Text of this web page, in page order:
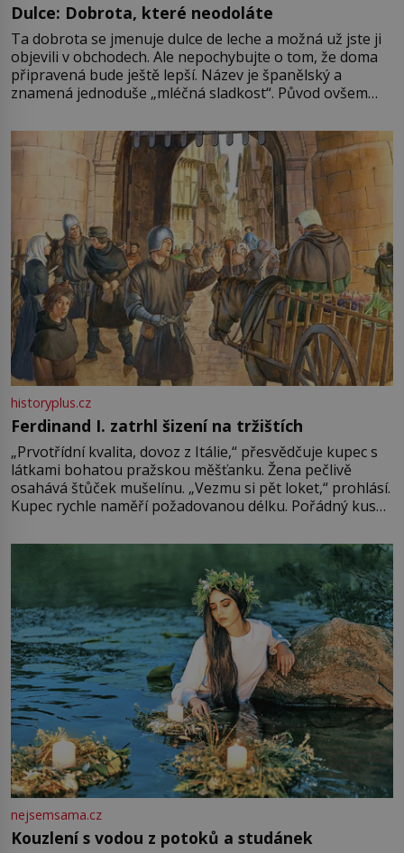
Dulce: Dobrota, které neodoláte
Ta dobrota se jmenuje dulce de leche a možná už jste ji
objevili v obchodech. Ale nepochybujte o tom, že doma
připravená bude ještě lepší. Název je španělský a
znamená jednoduše „mléčná sladkost“. Původ ovšem
pře hned několik latinskoamerických zemí a k tomu
Francie, kde se traduje,
historyplus.cz
Ferdinand I. zatrhl šizení na tržištích
„Prvotřídní kvalita, dovoz z Itálie,“ přesvědčuje kupec s
látkami bohatou pražskou měšťanku. Žena pečlivě
osahává štůček mušelínu. „Vezmu si pět loket,“ prohlásí.
Kupec rychle naměří požadovanou délku. Pořádný kus
milostpaní. Stačí jenom na sukni,“ zhodnotí švadlena
množství růžového mušelínu. „Ošidili vás, podívejte.“
Vezme do ruky dřevěnou
nejsemsama.cz
Kouzlení s vodou z potoků a studánek